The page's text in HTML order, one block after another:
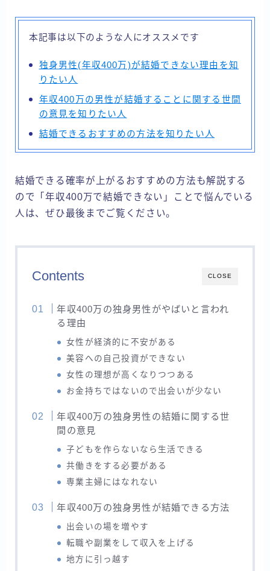
本記事は以下のような人にオススメです
独身男性(年収400万)が結婚できない理由を知
りたい人
年収400万の男性が結婚することに関する世間
の意見を知りたい人
結婚できるおすすめの方法を知りたい人
結婚できる確率が上がるおすすめの方法も解説する
ので「年収400万で結婚できない」ことで悩んでいる
人は、ぜひ最後までご覧ください。
CLOSE
Contents
年収400万の独身男性がやばいと言われ
る理由
女性が経済的に不安がある
美容への自己投資ができない
女性の理想が高くなりつつある
お金持ちではないので出会いが少ない
年収400万の独身男性の結婚に関する世
間の意見
子どもを作らないなら生活できる
共働きをする必要がある
専業主婦にはなれない
年収400万の独身男性が結婚できる方法
出会いの場を増やす
転職や副業をして収入を上げる
地方に引っ越す